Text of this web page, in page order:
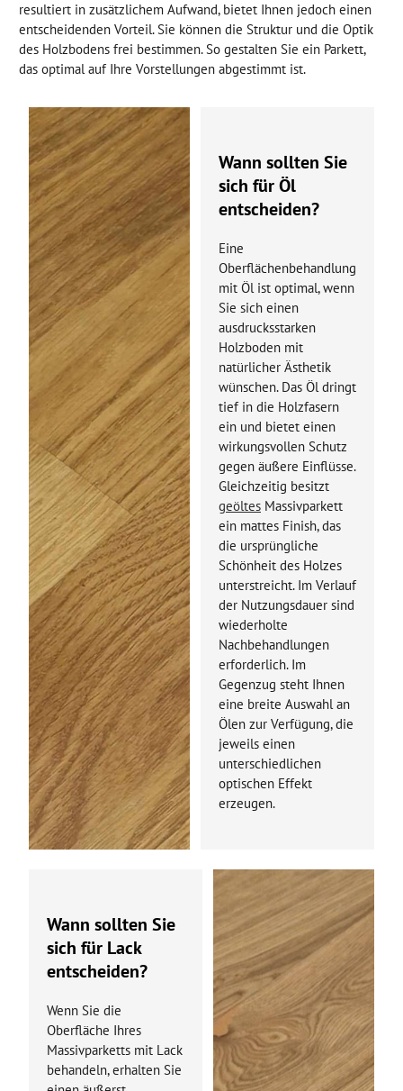
resultiert in zusätzlichem Aufwand, bietet Ihnen jedoch einen
entscheidenden Vorteil. Sie können die Struktur und die Optik
des Holzbodens frei bestimmen. So gestalten Sie ein Parkett,
das optimal auf Ihre Vorstellungen abgestimmt ist.
Wann sollten Sie
sich für Öl
entscheiden?
Eine
Oberflächenbehandlung
mit Öl ist optimal, wenn
Sie sich einen
ausdrucksstarken
Holzboden mit
natürlicher Ästhetik
wünschen. Das Öl dringt
tief in die Holzfasern
ein und bietet einen
wirkungsvollen Schutz
gegen äußere Einflüsse.
Gleichzeitig besitzt
geöltes Massivparkett
ein mattes Finish, das
die ursprüngliche
Schönheit des Holzes
unterstreicht. Im Verlauf
der Nutzungsdauer sind
wiederholte
Nachbehandlungen
erforderlich. Im
Gegenzug steht Ihnen
eine breite Auswahl an
Ölen zur Verfügung, die
jeweils einen
unterschiedlichen
optischen Effekt
erzeugen.
Wann sollten Sie
sich für Lack
entscheiden?
Wenn Sie die
Oberfläche Ihres
Massivparketts mit Lack
behandeln, erhalten Sie